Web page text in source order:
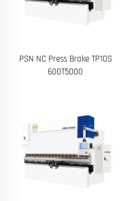
PSN NC Press Brake TP10S
600T5000